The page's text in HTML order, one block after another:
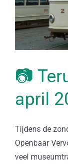
📷
april
Tijdens de
Openbaar
veel